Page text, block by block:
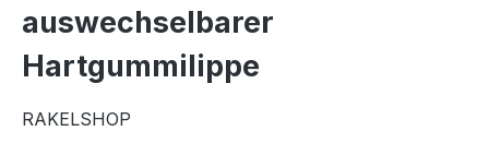
auswechselbarer
Hartgummilippe
RAKELSHOP